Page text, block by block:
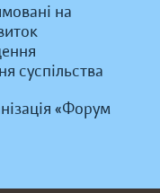
на
суспільства
«Форум